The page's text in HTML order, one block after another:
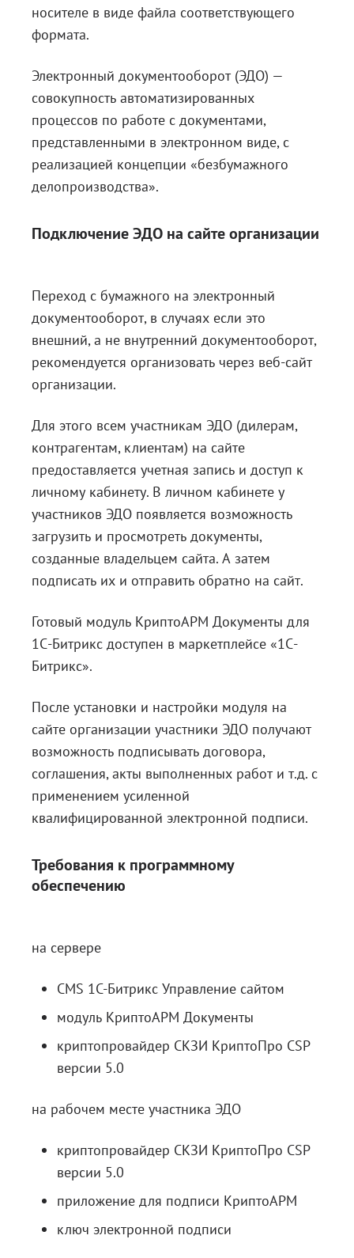
носителе в виде файла соответствующего
формата.
Электронный документооборот (ЭДО) —
совокупность автоматизированных
процессов по работе с документами,
представленными в электронном виде, с
реализацией концепции «безбумажного
делопроизводства».
Подключение ЭДО на сайте организации
Переход с бумажного на электронный
документооборот, в случаях если это
внешний, а не внутренний документооборот,
рекомендуется организовать через веб-сайт
организации.
Для этого всем участникам ЭДО (дилерам,
контрагентам, клиентам) на сайте
предоставляется учетная запись и доступ к
личному кабинету. В личном кабинете у
участников ЭДО появляется возможность
загрузить и просмотреть документы,
созданные владельцем сайта. А затем
подписать их и отправить обратно на сайт.
Готовый модуль КриптоАРМ Документы для
1С-Битрикс доступен в маркетплейсе «1С-
Битрикс».
После установки и настройки модуля на
сайте организации участники ЭДО получают
возможность подписывать договора,
соглашения, акты выполненных работ и т.д. с
применением усиленной
квалифицированной электронной подписи.
Требования к программному
обеспечению
на сервере
CMS 1C-Битрикс Управление сайтом
модуль КриптоАРМ Документы
криптопровайдер СКЗИ КриптоПро CSP
версии 5.0
на рабочем месте участника ЭДО
криптопровайдер СКЗИ КриптоПро CSP
версии 5.0
приложение для подписи КриптоАРМ
ключ электронной подписи